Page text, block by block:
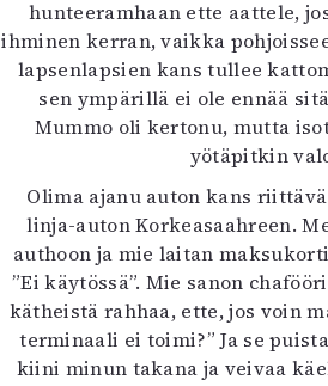
hunteeramhaan ette aattele,
ihminen kerran, vaikka
lapsenlapsien kans tullee
sen ympärillä ei ole ennää
Mummo oli kertonu, mutta
yötäpitkin
Olima ajanu auton kans
linja-auton Korkeasaahreen.
authoon ja mie laitan
”Ei käytössä”. Mie sanon
kätheistä rahhaa, ette, jos voin
terminaali ei toimi?” Ja se
kiini minun takana ja veivaa